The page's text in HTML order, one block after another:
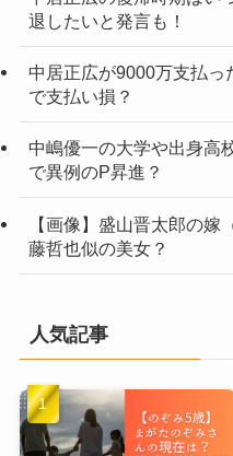
退したいと発言も！
中居正広が9000万支払っ
で支払い損？
中嶋優一の大学や出身高
で異例のP昇進？
【画像】盛山晋太郎の
藤哲也似の美女？
人気記事